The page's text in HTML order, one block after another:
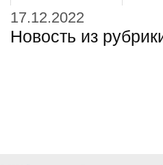
17.12.2022
Новость из